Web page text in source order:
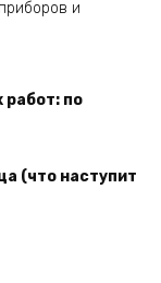
и
работ: по
(что наступит